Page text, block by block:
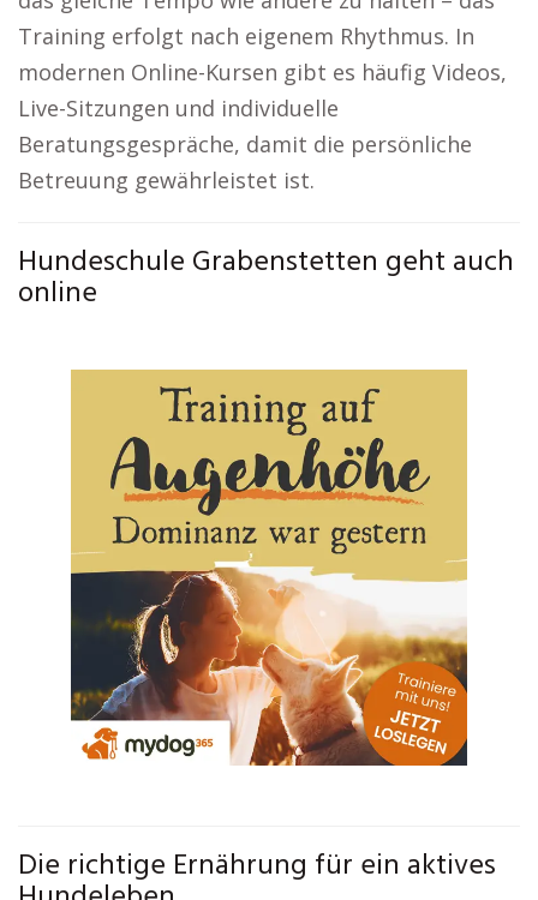
Training erfolgt nach eigenem Rhythmus. In
modernen Online-Kursen gibt es häufig Videos,
Live-Sitzungen und individuelle
Beratungsgespräche, damit die persönliche
Betreuung gewährleistet ist.
Hundeschule Grabenstetten geht auch
online
Die richtige Ernährung für ein aktives